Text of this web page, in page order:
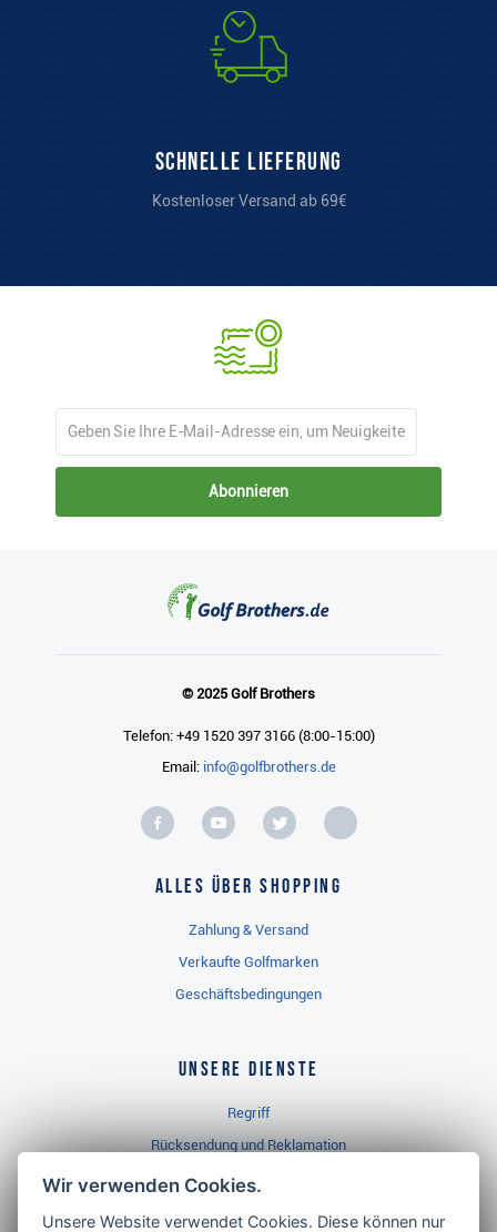
Schnelle Lieferung
Kostenloser Versand ab 69€
Abonnieren
© 2025 Golf Brothers
Telefon: +49 1520 397 3166 (8:00-15:00)
Email: info@golfbrothers.de
Alles über Shopping
Zahlung & Versand
Verkaufte Golfmarken
Geschäftsbedingungen
Unsere Dienste
Regriff
Rücksendung und Reklamation
Widerrufsbelehrung
Wir verwenden Cookies.
Unsere Website verwendet Cookies. Diese können nur